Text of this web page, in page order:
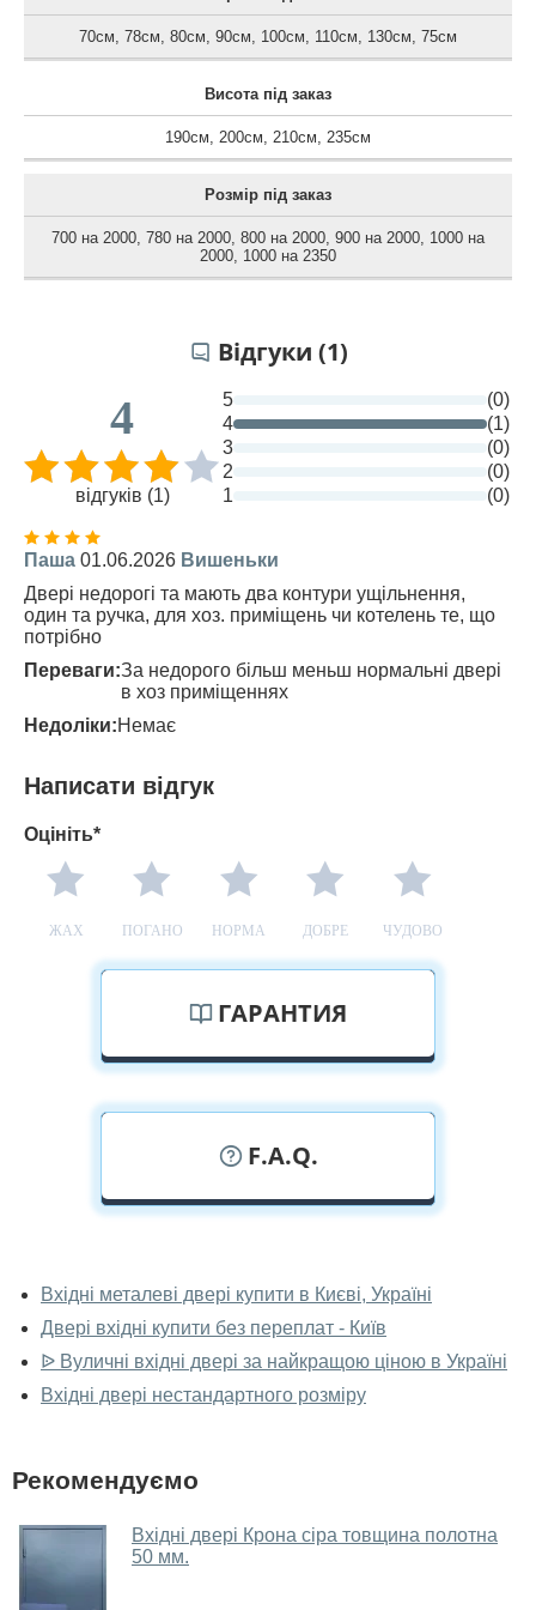
70см, 78см, 80см, 90см, 100см, 110см, 130см, 75см
Висота під заказ
190см, 200см, 210см, 235см
Розмір під заказ
700 на 2000, 780 на 2000, 800 на 2000, 900 на 2000, 1000 на
2000, 1000 на 2350
Відгуки (1)
4
відгуків (1)
5
(0)
4
(1)
3
(0)
2
(0)
1
(0)
Паша 01.06.2026 Вишеньки
Двері недорогі та мають два контури ущільнення,
один та ручка, для хоз. приміщень чи котелень те, що
потрібно
Переваги:За недорого більш меньш нормальні двері
в хоз приміщеннях
Недоліки:Немає
Написати відгук
Оцініть*
ЖАХ ПОГАНО НОРМА ДОБРЕ ЧУДОВО
ГАРАНТИЯ
F.A.Q.
двері наживо?
Так, можна подивитися металеві двері у нашому
фірмовому салоні-магазині.
У вас великий магазин?
дверей.
Чи допомагаєте ви вибрати металеві
Так. Ми консультуємо покупців
Вхідні металеві двері купити в Києві, Україні
Двері вхідні купити без переплат - Київ
ᐉ Вуличні вхідні двері за найкращою ціною в Україні
Вхідні двері нестандартного розміру
Рекомендуємо
Вхідні двері Крона сіра товщина полотна
50 мм.